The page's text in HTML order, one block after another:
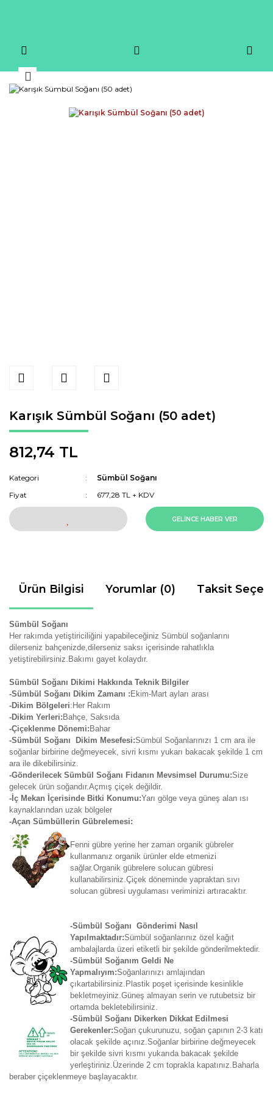
Karışık Sümbül Soğanı (50 adet)
812,74 TL
Kategori
Sümbül Soğanı
Fiyat
677,28 TL + KDV
GELİNCE HABER VER
Ürün Bilgisi Yorumlar (0) Taksit
Sümbül Soğanı
Her rakımda yetiştiriciliğini yapabileceğiniz Sümbül soğanlarını
dilerseniz bahçenizde,dilerseniz saksı içerisinde rahatlıkla
yetiştirebilirsiniz.Bakımı gayet kolaydır.
Sümbül Soğanı Dikimi Hakkında Teknik Bilgiler
-Sümbül Soğanı Dikim Zamanı : Ekim-Mart ayları arası
-Dikim Bölgeleri:Her Rakım
-Dikim Yerleri: Bahçe, Saksıda
-Çiçeklenme Dönemi: Bahar
-Sümbül Soğanı Dikim Mesefesi:Sümbül Soğanlarınızı 1 cm ara ile
soğanlar birbirine değmeyecek, sivri kısmı yukarı bakacak şekilde 1 cm
ara ile dikebilirsiniz.
-Gönderilecek Sümbül Soğanı Fidanın Mevsimsel Durumu:Size
gelecek ürün soğandır.Açmış çiçek değildir.
-İç Mekan İçerisinde Bitki Konumu:Yarı gölge veya güneş alan ısı
kaynaklarından uzak bölgeler
-Açan Sümbüllerin Gübrelemesi:
Fenni gübre yerine her zaman organik gübreler
kullanmanız organik ürünler elde etmenizi
sağlar.Organik gübrelere solucan gübresi
kullanabilirsiniz.Çiçek döneminde yapraktan sıvı
solucan gübresi uygulaması veriminizi artıracaktır.
-Sümbül Soğanı Gönderimi Nasıl
Yapılmaktadır:Sümbül soğanlarınız özel kağıt
ambalajlarda üzeri etiketli bir şekilde gönderilmektedir.
-Sümbül Soğanım Geldi Ne
Yapmalıyım:Soğanlarınızı amlajından
çıkartabilirsiniz.Plastik poşet içerisinde kesinlikle
bekletmeyiniz.Güneş almayan serin ve rutubetsiz bir
ortamda bekletebilirsiniz.
-Sümbül Soğanı Dikerken Dikkat Edilmesi
Gerekenler:Soğan çukurunuzu, soğan çapının 2-3 katı
olacak şekilde açınız.Soğanlar birbirine değmeyecek
bir şekilde sivri kısmı yukarıda bakacak şekilde
yerleştiriniz.Üzerinde 2 cm toprakla kapatınız.Baharla
beraber çiçeklenmeye başlayacaktır.